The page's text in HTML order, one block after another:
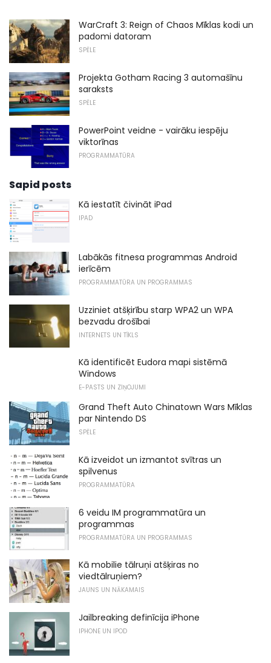
WarCraft 3: Reign of Chaos Mīklas kodi un
padomi datoram
SPĒLE
Projekta Gotham Racing 3 automašīnu
saraksts
SPĒLE
PowerPoint veidne - vairāku iespēju
viktorīnas
PROGRAMMATŪRA
Sapid posts
Kā iestatīt čivināt iPad
IPAD
Labākās fitnesa programmas Android
ierīcēm
PROGRAMMATŪRA UN PROGRAMMAS
Uzziniet atšķirību starp WPA2 un WPA
bezvadu drošībai
INTERNETS UN TĪKLS
Kā identificēt Eudora mapi sistēmā
Windows
E-PASTS UN ZIŅOJUMI
Grand Theft Auto Chinatown Wars Mīklas
par Nintendo DS
SPĒLE
Kā izveidot un izmantot svītras un
spilvenus
PROGRAMMATŪRA
6 veidu IM programmatūra un
programmas
PROGRAMMATŪRA UN PROGRAMMAS
Kā mobilie tālruņi atšķiras no
viedtālruņiem?
JAUNS UN NĀKAMAIS
Jailbreaking definīcija iPhone
IPHONE UN IPOD